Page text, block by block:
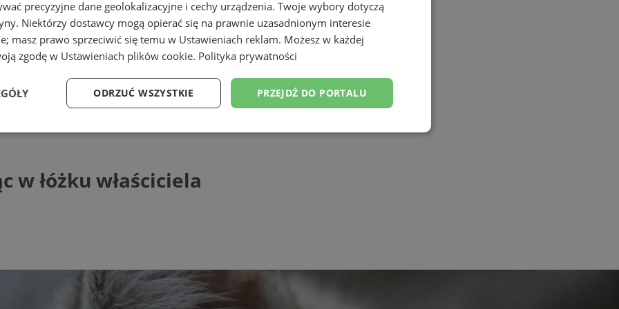
właściciela
w łóżku właściciela
precyzyjne dane geolokalizacyjne i cechy urządzenia. Twoje wybory dotyczą
Niektórzy dostawcy mogą opierać się na prawnie uzasadnionym interesie
masz prawo sprzeciwić się temu w Ustawieniach reklam. Możesz w każdej
zgodę w Ustawieniach plików cookie. Polityka prywatności
PRZEJDŹ DO PORTALU
ODRZUĆ WSZYSTKIE
Wydajność Targetowanie Funkcjonalność Niesklasyfikowane
niezbędnych plików cookie nie można prawidłowo korzystać ze strony internetowej.
przechowywania
Opis